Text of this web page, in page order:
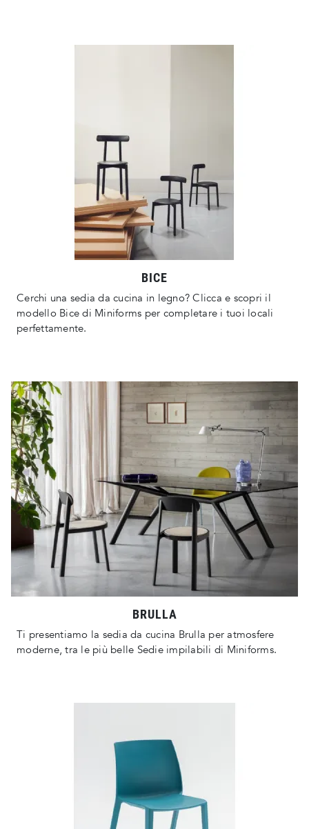
BICE
Cerchi una sedia da cucina in legno? Clicca e scopri il
modello Bice di Miniforms per completare i tuoi locali
perfettamente.
BRULLA
Ti presentiamo la sedia da cucina Brulla per atmosfere
moderne, tra le più belle Sedie impilabili di Miniforms.